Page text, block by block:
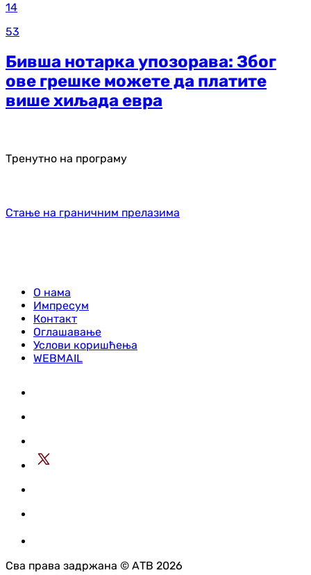
14
53
Бивша нотарка упозорава: Због
ове грешке можете да платите
више хиљада евра
Тренутно на програму
Стање на граничним прелазима
О нама
Импресум
Контакт
Оглашавање
Услови коришћења
WEBMAIL
Сва права задржана © АТВ 2026